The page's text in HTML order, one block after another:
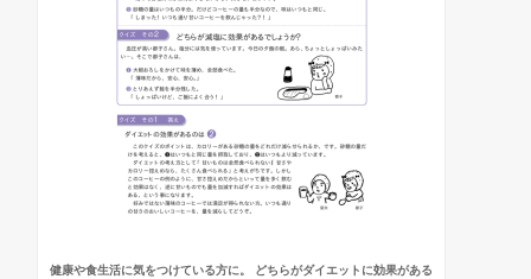
健康や食生活に気をつけている方に。 どちらがダイエットに効果がある